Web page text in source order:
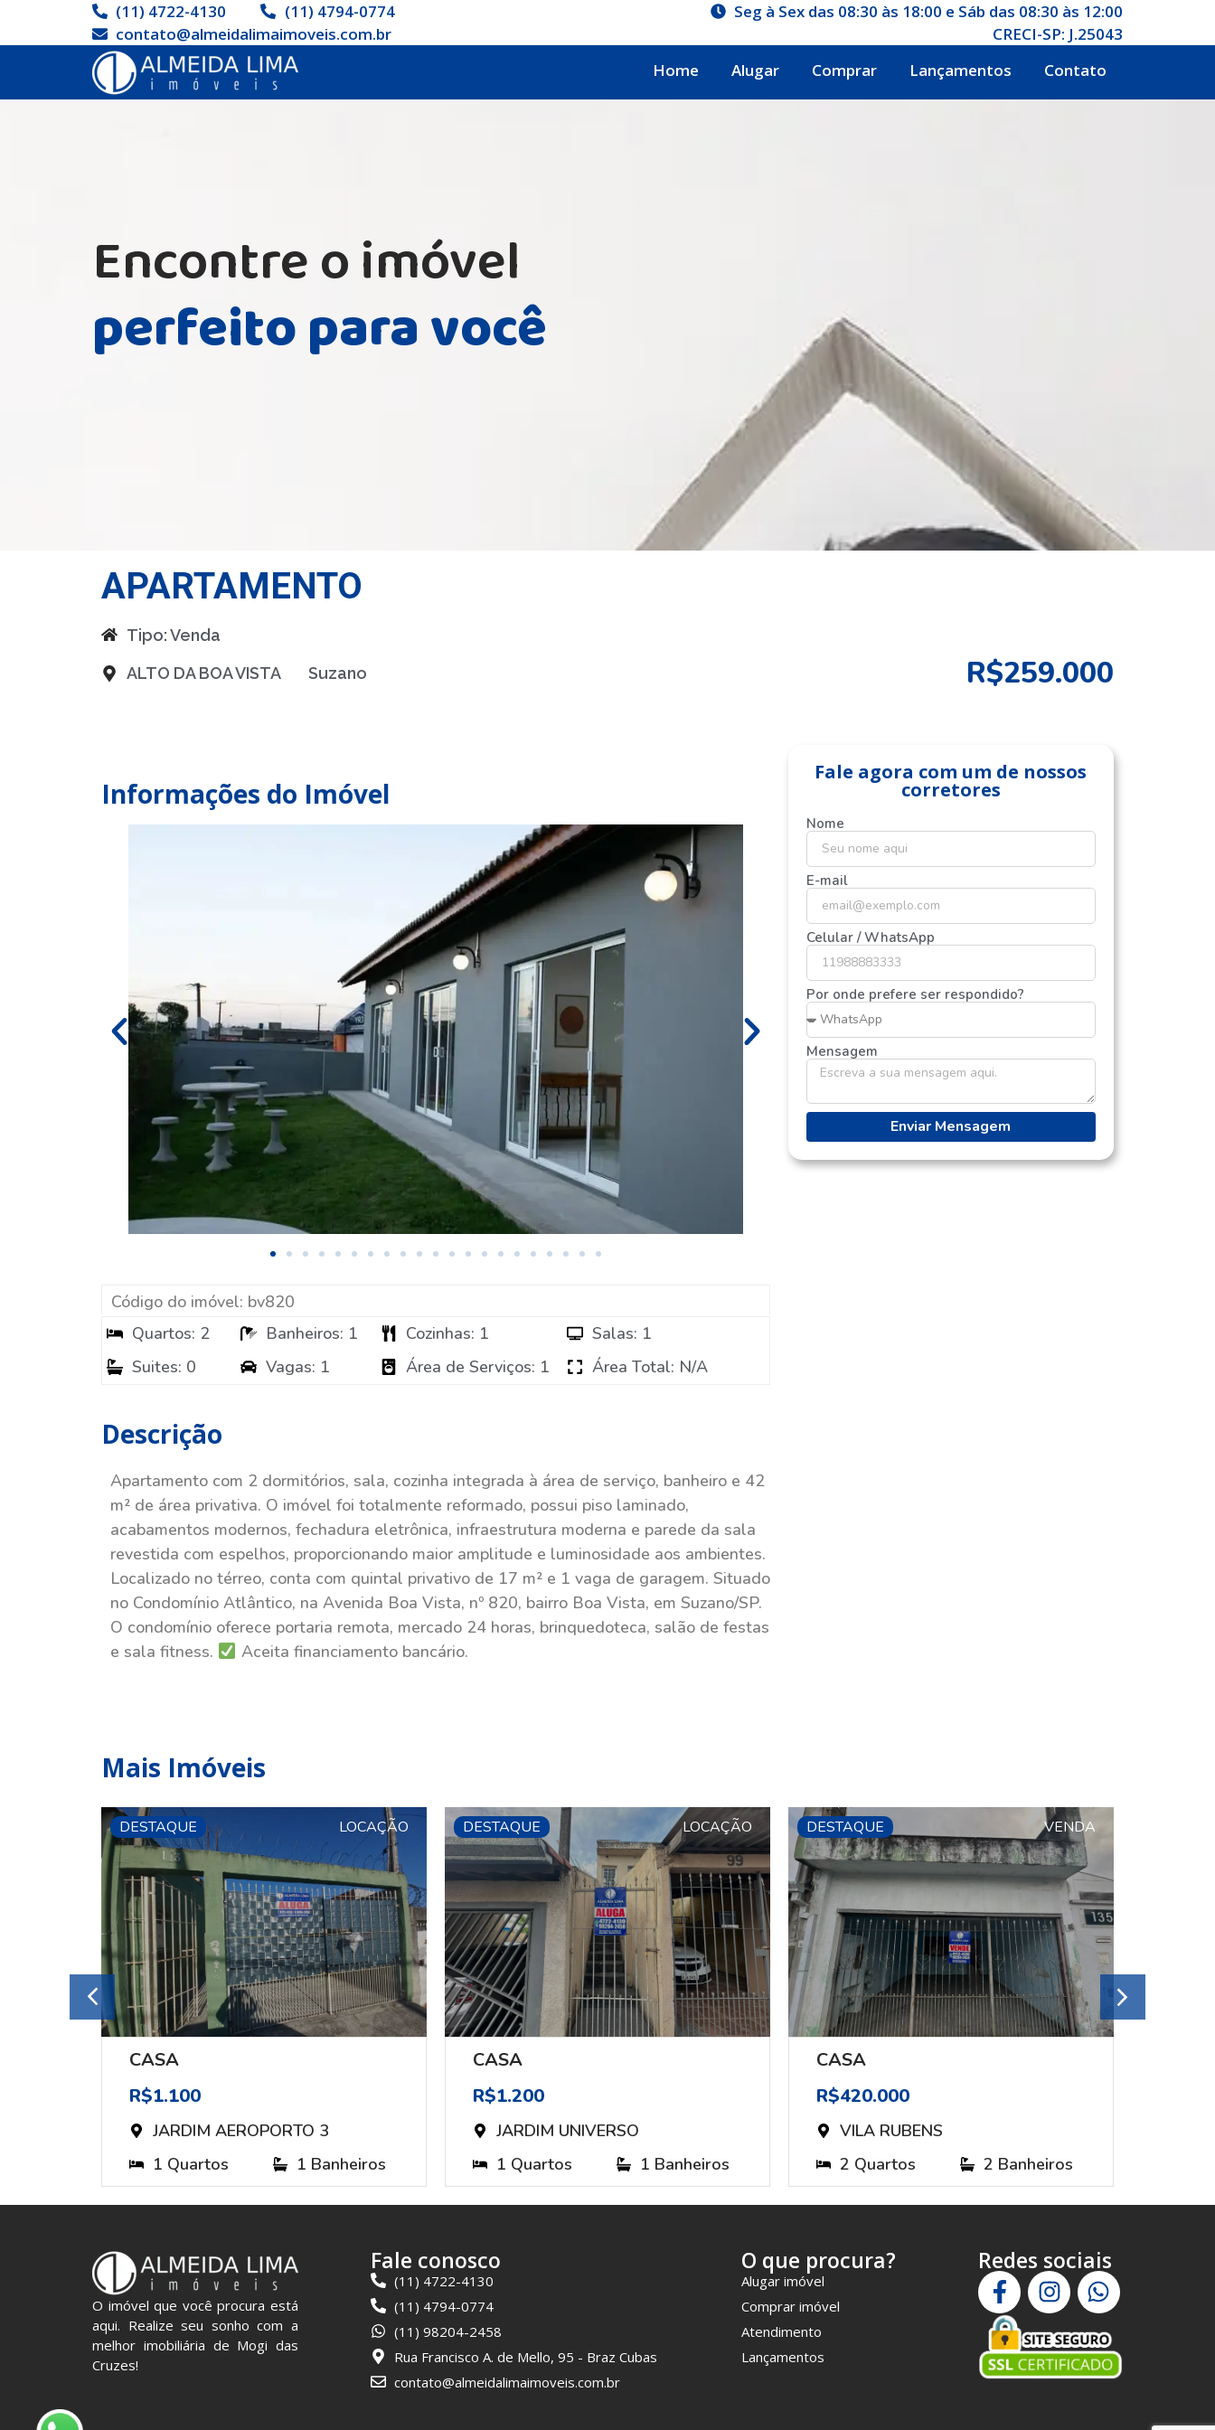
(11) 4722-4130
(11) 4794-0774
contato@almeidalimaimoveis.com.br
Seg à Sex das 08:30 às 18:00 e Sáb das 08:30 às 12:00
CRECI-SP: J.25043
Home
Alugar Comprar Lançamentos Contato
Encontre o imóvel
perfeito para você
APARTAMENTO
Tipo:Venda
ALTO DA BOA VISTA Suzano R$259.000
Informações do Imóvel
Código do imóvel: bv820
Quartos: 2
Suites: 0
Banheiros: 1
Vagas: 1
Cozinhas: 1
Área de Serviços: 1
Salas: 1
Área Total: N/A
Descrição
Apartamento com 2 dormitórios, sala, cozinha integrada à área de serviço, banheiro e 42
m² de área privativa. O imóvel foi totalmente reformado, possui piso laminado,
acabamentos modernos, fechadura eletrônica, infraestrutura moderna e parede da sala
revestida com espelhos, proporcionando maior amplitude e luminosidade aos ambientes.
Localizado no térreo, conta com quintal privativo de 17 m² e 1 vaga de garagem. Situado
no Condomínio Atlântico, na Avenida Boa Vista, nº 820, bairro Boa Vista, em Suzano/SP.
O condomínio oferece portaria remota, mercado 24 horas, brinquedoteca, salão de festas
e sala fitness.
Aceita financiamento bancário.
Fale agora com um de nossos
corretores
Nome
E-mail
Celular / WhatsApp
Por onde prefere ser respondido?
Mensagem
Enviar Mensagem
Mais Imóveis
DESTAQUE LOCAÇÃO
CASA
R$1.100
JARDIM AEROPORTO 3
1 Quartos
1 Banheiros
DESTAQUE LOCAÇÃO
CASA
R$1.200
JARDIM UNIVERSO
1 Quartos
1 Banheiros
DESTAQUE VENDA
CASA
R$420.000
VILA RUBENS
2 Quartos
2 Banheiros
O imóvel que você procura está
aqui. Realize seu sonho com a
melhor imobiliária de Mogi das
Cruzes!
Fale conosco
(11) 4722-4130
(11) 4794-0774
(11) 98204-2458
Rua Francisco A. de Mello, 95 - Braz Cubas
contato@almeidalimaimoveis.com.br
O que procura?
Alugar imóvel
Comprar imóvel
Atendimento
Lançamentos
Redes sociais